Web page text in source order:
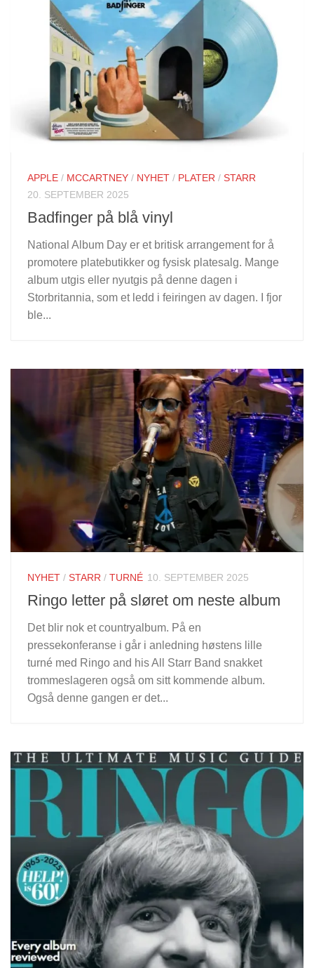
APPLE / MCCARTNEY / NYHET / PLATER / STARR
20. SEPTEMBER 2025
Badfinger på blå vinyl
National Album Day er et britisk arrangement for å
promotere platebutikker og fysisk platesalg. Mange
album utgis eller nyutgis på denne dagen i
Storbritannia, som et ledd i feiringen av dagen. I fjor
ble...
NYHET / STARR / TURNÉ 10. SEPTEMBER 2025
Ringo letter på sløret om neste album
Det blir nok et countryalbum. På en
pressekonferanse i går i anledning høstens lille
turné med Ringo and his All Starr Band snakket
trommeslageren også om sitt kommende album.
Også denne gangen er det...